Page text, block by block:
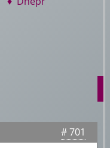
# 701